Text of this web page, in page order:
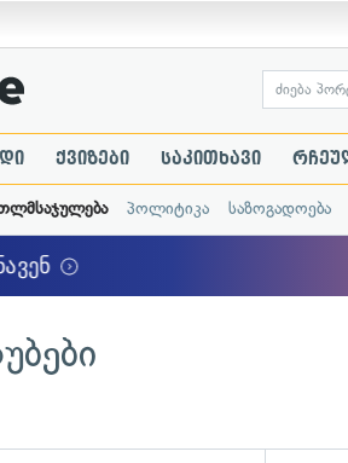
ქვიზები საკითხავი
პოლიტიკა საზოგადოება